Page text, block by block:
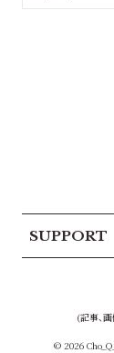
SUPPORT
(記事、
© 2026